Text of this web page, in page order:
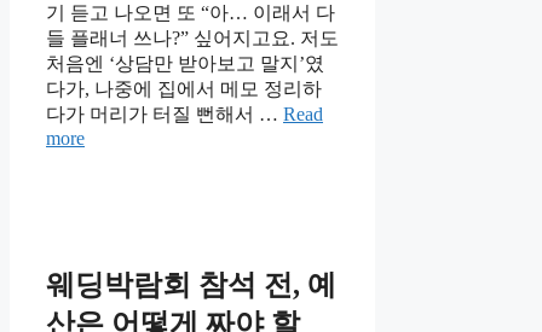
기 듣고 나오면 또 “아… 이래서 다
들 플래너 쓰나?” 싶어지고요. 저도
처음엔 ‘상담만 받아보고 말지’였
다가, 나중에 집에서 메모 정리하
다가 머리가 터질 뻔해서 … Read
more
웨딩박람회 참석 전, 예
산은 어떻게 짜야 할